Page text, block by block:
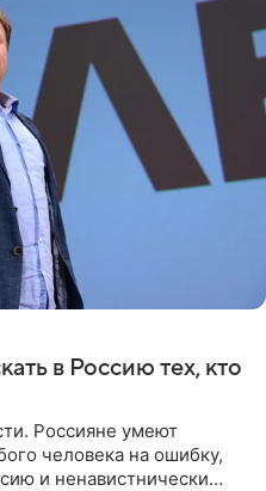
в Россию тех, кто
Россияне умеют
человека на ошибку,
и ненавистнически